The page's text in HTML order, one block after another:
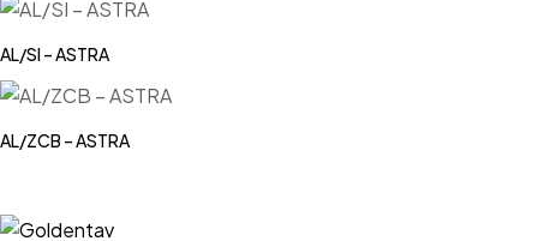
AL/SI – ASTRA
AL/ZCB – ASTRA